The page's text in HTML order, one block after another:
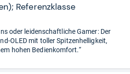
Referenzklasse
oder leidenschaftliche Gamer: Der
OLED mit toller Spitzenhelligkeit,
hohen Bedienkomfort.“